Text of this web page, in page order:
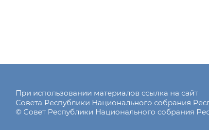
При использовании материалов ссылка на сайт
Совета Республики Национального собрания
© Совет Республики Национального собрания